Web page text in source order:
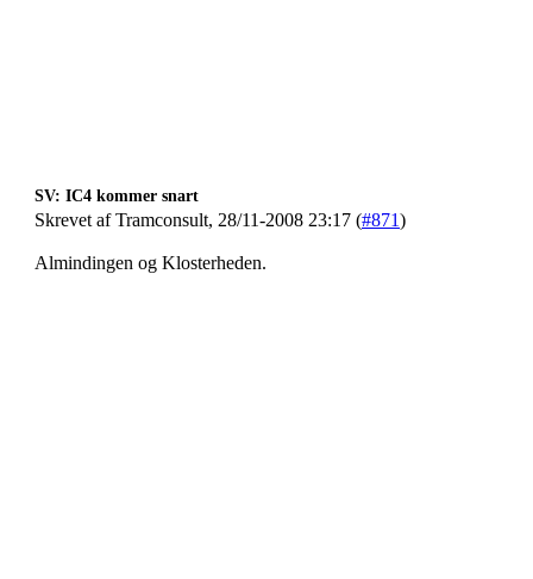
SV: IC4 kommer snart
Skrevet af Tramconsult, 28/11-2008 23:17 (#871)
Almindingen og Klosterheden.